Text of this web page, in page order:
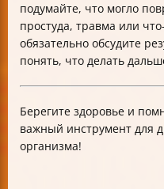
подумайте, что могло
простуда, травма или
обязательно обсудите
понять, что делать
Берегите здоровье и
важный инструмент для
организма!